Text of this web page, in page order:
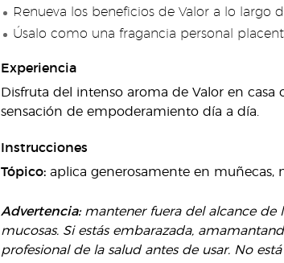
Renueva los beneficios de Valor a lo largo
Úsalo como una fragancia personal
Experiencia
Disfruta del intenso aroma de Valor en
sensación de empoderamiento día a día.
Instrucciones
Tópico: aplica generosamente en muñecas,
Advertencia:mantener fuera del alcance de
mucosas. Si estás embarazada,
profesional de la salud antes de usar. No